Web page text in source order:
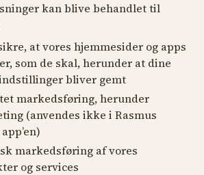
kan blive behandlet til
at vores hjemmesider og apps
som de skal, herunder at dine
bliver gemt
markedsføring, herunder
(anvendes ikke i Rasmus
markedsføring af vores
og services